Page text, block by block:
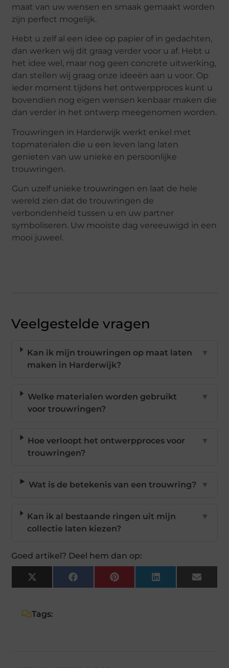
maat van uw wensen en smaak gemaakt worden
zijn perfect mogelijk.
Hebt u zelf al een idee op papier of in gedachten,
dan werken wij dit graag verder voor u af. Hebt u
het idee wel, maar nog geen concrete uitwerking,
dan stellen wij graag onze ideeën aan u voor. Op
ieder moment tijdens het ontwerpproces kunt u
bovendien nog eigen wensen kenbaar maken die
dan verder in het ontwerp meegenomen worden.
Trouwringen in Harderwijk werkt enkel met
topmaterialen die u een leven lang laten
genieten van uw unieke en persoonlijke
trouwringen.
Gun uzelf unieke trouwringen en laat de hele
wereld zien dat de trouwringen de
verbondenheid tussen u en uw partner
symboliseren. Uw mooiste dag vereeuwigd in een
mooi juweel.
Veelgestelde vragen
Kan ik mijn trouwringen op maat laten
maken in Harderwijk?
▼
Welke materialen worden gebruikt
voor trouwringen?
▼
Hoe verloopt het ontwerpproces voor
trouwringen?
▼
Wat is de betekenis van een trouwring? ▼
Kan ik al bestaande ringen uit mijn
collectie laten kiezen?
▼
Goed artikel? Deel hem dan op:
X
(Twitter)
FacebookPinterestLinkedIn Email
Tags: